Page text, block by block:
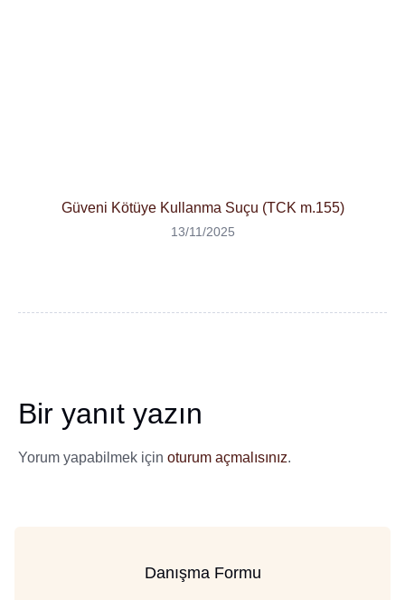
Güveni Kötüye Kullanma Suçu (TCK m.155)
13/11/2025
Bir yanıt yazın
Yorum yapabilmek için oturum açmalısınız.
Danışma Formu